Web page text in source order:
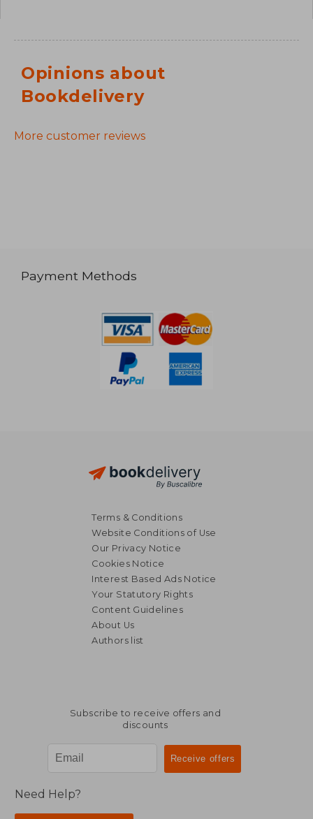
Opinions about
Bookdelivery
More customer reviews
Payment Methods
Terms & Conditions
Website Conditions of Use
Our Privacy Notice
Cookies Notice
Interest Based Ads Notice
Your Statutory Rights
Content Guidelines
About Us
Authors list
Subscribe to receive offers and
discounts
Need Help?